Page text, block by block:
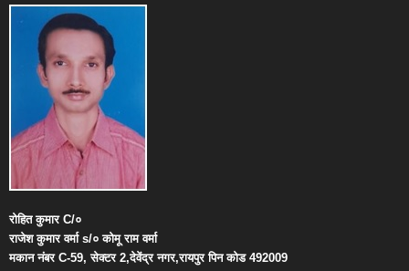
रोहित कुमारC/०
राजेश कुमार वर्माs/० कोमू राम वर्मा
मकान नंबरC-59,सेक्टर2,देवेंद्र नगर,रायपुर पिन कोड492009